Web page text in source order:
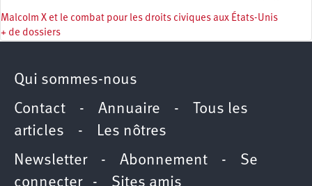
Malcolm X et le combat pour les droits civiques aux États-Unis
+ de dossiers
Qui sommes-nous
Contact - Annuaire -
Tous les
articles - Les nôtres
Newsletter- Abonnement - Se